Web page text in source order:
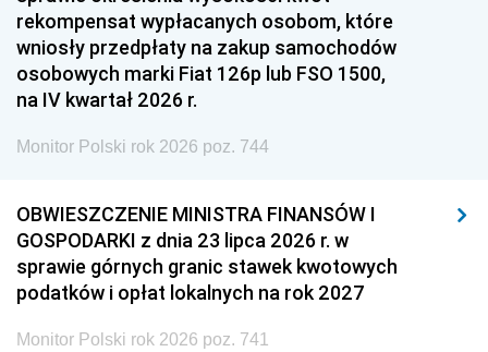
rekompensat wypłacanych osobom, które
wniosły przedpłaty na zakup samochodów
osobowych marki Fiat 126p lub FSO 1500,
na IV kwartał 2026 r.
Monitor Polski rok 2026 poz. 744
OBWIESZCZENIE MINISTRA FINANSÓW I
GOSPODARKI z dnia 23 lipca 2026 r. w
sprawie górnych granic stawek kwotowych
podatków i opłat lokalnych na rok 2027
Monitor Polski rok 2026 poz. 741